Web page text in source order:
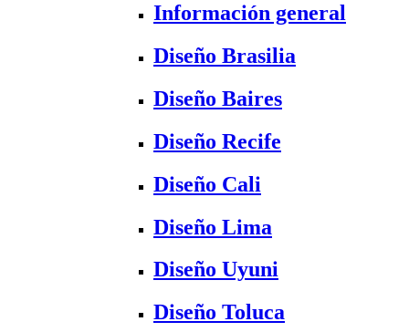
Información general
Diseño Brasilia
Diseño Baires
Diseño Recife
Diseño Cali
Diseño Lima
Diseño Uyuni
Diseño Toluca